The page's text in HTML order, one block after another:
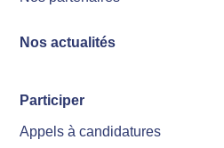
Nos actualités
Participer
Appels à candidatures